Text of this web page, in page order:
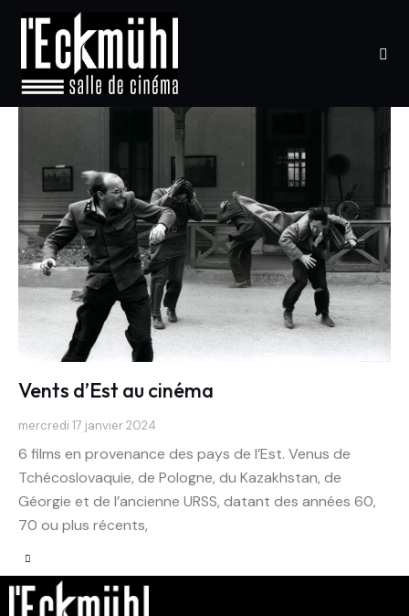
Vents d’Est au cinéma
mercredi 17 janvier 2024
6 films en provenance des pays de l’Est. Venus de
Tchécoslovaquie, de Pologne, du Kazakhstan, de
Géorgie et de l’ancienne URSS, datant des années 60,
70 ou plus récents,